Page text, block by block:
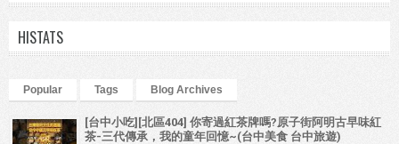
HISTATS
Popular Tags Blog Archives
[台中小吃][北區404] 你寄過紅茶牌嗎?原子街阿明古早味紅
茶-三代傳承，我的童年回憶~(台中美食 台中旅遊)